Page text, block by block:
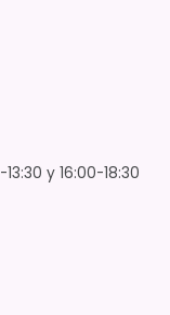
y 16:00-18:30